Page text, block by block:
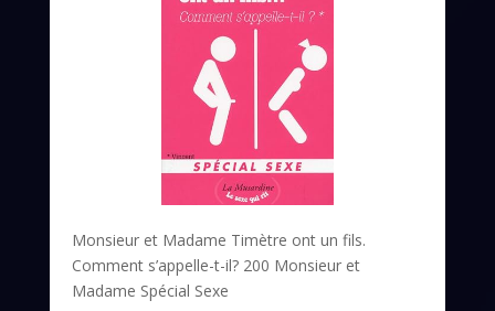
Monsieur et Madame Timètre ont un fils.
Comment s’appelle-t-il? 200 Monsieur et
Madame Spécial Sexe